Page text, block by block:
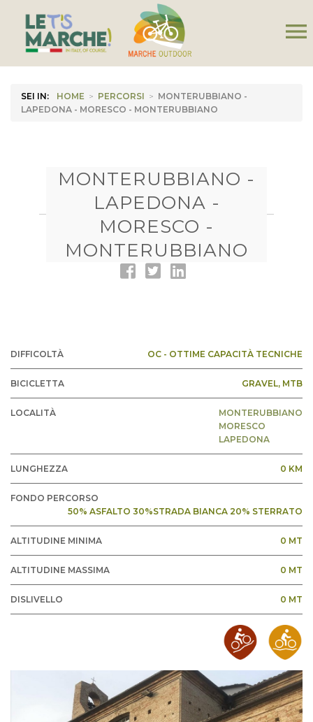
menu
SEI IN: HOME > PERCORSI > MONTERUBBIANO -
LAPEDONA - MORESCO - MONTERUBBIANO
MONTERUBBIANO -
LAPEDONA -
MORESCO -
MONTERUBBIANO
DIFFICOLTÀ OC - OTTIME CAPACITÀ TECNICHE
BICICLETTA , MTB
GRAVEL
LOCALITÀ
MONTERUBBIANO
MORESCO
LAPEDONA
LUNGHEZZA 0 KM
FONDO PERCORSO
50% ASFALTO 30%STRADA BIANCA 20% STERRATO
ALTITUDINE MINIMA 0 MT
ALTITUDINE MASSIMA 0 MT
DISLIVELLO 0 MT